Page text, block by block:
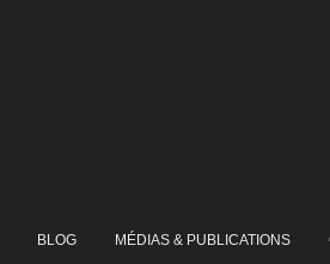
BLOG MÉDIAS & PUBLICATIONS